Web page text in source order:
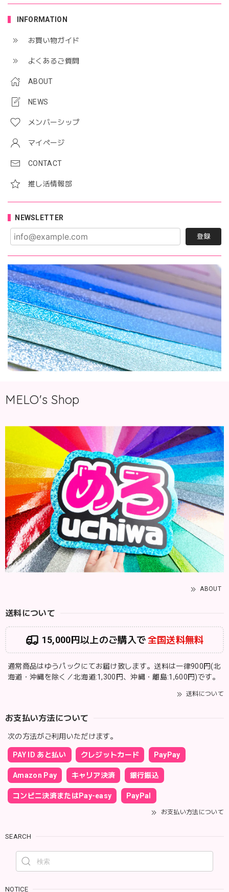
INFORMATION
お買い物ガイド
よくあるご質問
ABOUT
NEWS
メンバーシップ
マイページ
CONTACT
推し活情報部
NEWSLETTER
登録
MELO's Shop
ABOUT
送料について
15,000円以上のご購入で全国送料無料
通常商品はゆうパックにてお届け致します。送料は一律900円(北
海道・沖縄を除く／北海道:1,300円、沖縄・離島:1,600円)です。
送料について
お支払い方法について
次の方法がご利用いただけます。
PAY ID あと払い クレジットカード PayPay
Amazon Pay キャリア決済 銀行振込
コンビニ決済またはPay-easy PayPal
お支払い方法について
SEARCH
NOTICE